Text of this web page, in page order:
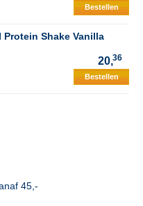
Bestellen
Protein Shake Vanilla
20,36
Bestellen
45,-